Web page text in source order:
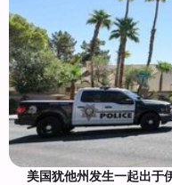
美国犹他州发生一起出于